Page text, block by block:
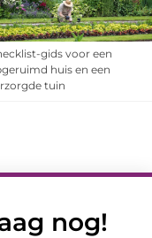
gids voor een
huis en een
tuin
nog!